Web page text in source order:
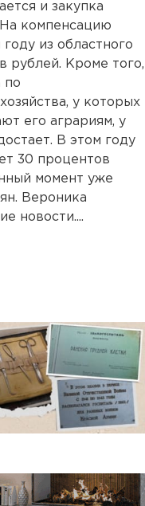
и закупка
компенсацию
из областного
рублей. Кроме того,
по
у которых
его аграриям, у
В этом году
30 процентов
момент уже
Вероника
новости....